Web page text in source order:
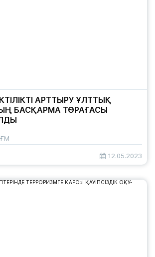
АРТТЫРУ ҰЛТТЫҚ
БАСҚАРМА ТӨРАҒАСЫ
12.05.2023